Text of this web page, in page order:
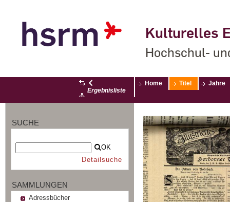
Kulturelles
Hochschul-
Ergebnisliste
Home Titel Jahre
SUCHE
OK
Detailsuche
SAMMLUNGEN
Adressbücher